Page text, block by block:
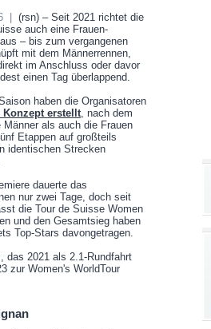
|
(rsn) – Seit 2021 richtet die
auch eine Frauen-
– bis zum vergangenen
mit dem Männerrennen,
im Anschluss oder davor
einen Tag überlappend.
haben die Organisatoren
Konzept erstellt, nach dem
Männer als auch die Frauen
Etappen auf großteils
identischen Strecken
dauerte das
nur zwei Tage, doch seit
die Tour de Suisse Women
und den Gesamtsieg haben
Top-Stars davongetragen.
das 2021 als 2.1-Rundfahrt
zur Women's WorldTour